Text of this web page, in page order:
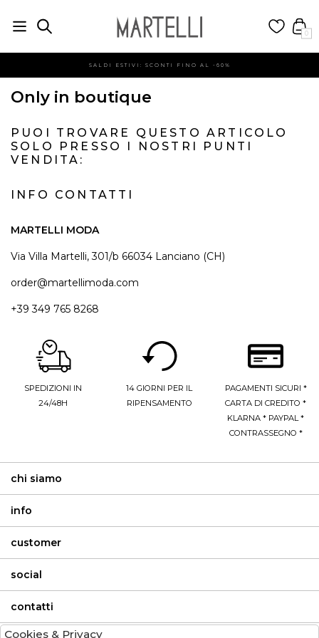
0
SALDI ESTIVI: SCONTI FINO AL -60%
Only in boutique
PUOI TROVARE QUESTO ARTICOLO
SOLO PRESSO I NOSTRI PUNTI
VENDITA:
INFO CONTATTI
MARTELLI MODA
Via Villa Martelli, 301/b 66034 Lanciano (CH)
order@martellimoda.com
+39 349 765 8268
SPEDIZIONI IN
24/48H
14 GIORNI PER IL
RIPENSAMENTO
PAGAMENTI SICURI *
CARTA DI CREDITO *
KLARNA * PAYPAL *
CONTRASSEGNO *
chi siamo
info
customer
social
contatti
Cookies & Privacy